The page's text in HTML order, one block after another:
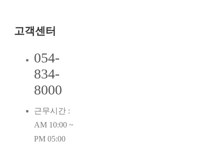
고객센터
054-
834-
8000
근무시간 :
AM 10:00 ~
PM 05:00